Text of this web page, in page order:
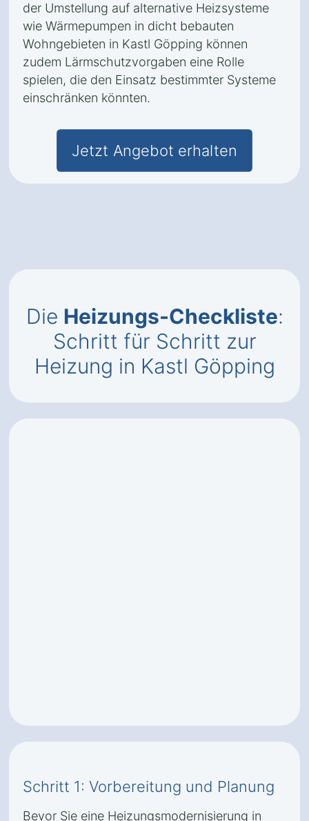
der Umstellung auf alternative Heizsysteme
wie Wärmepumpen in dicht bebauten
Wohngebieten in Kastl Göpping können
zudem Lärmschutzvorgaben eine Rolle
spielen, die den Einsatz bestimmter Systeme
einschränken könnten.
Jetzt Angebot erhalten
Die Heizungs-Checkliste:
Schritt für Schritt zur
Heizung in Kastl Göpping
Schritt 1: Vorbereitung und Planung
Bevor Sie eine Heizungsmodernisierung in